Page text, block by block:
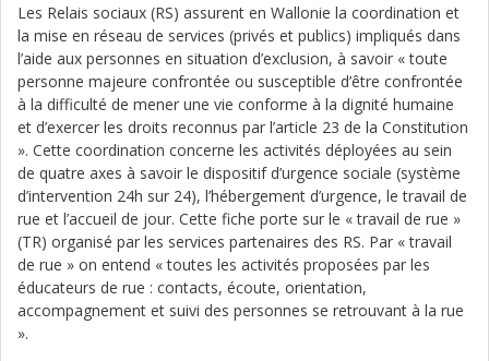
Les Relais sociaux (RS) assurent en Wallonie la coordination et
la mise en réseau de services (privés et publics) impliqués dans
l’aide aux personnes en situation d’exclusion, à savoir « toute
personne majeure confrontée ou susceptible d’être confrontée
à la difficulté de mener une vie conforme à la dignité humaine
et d’exercer les droits reconnus par l’article 23 de la Constitution
». Cette coordination concerne les activités déployées au sein
de quatre axes à savoir le dispositif d’urgence sociale (système
d’intervention 24h sur 24), l’hébergement d’urgence, le travail de
rue et l’accueil de jour. Cette fiche porte sur le « travail de rue »
(TR) organisé par les services partenaires des RS. Par « travail
de rue » on entend « toutes les activités proposées par les
éducateurs de rue : contacts, écoute, orientation,
accompagnement et suivi des personnes se retrouvant à la rue
».